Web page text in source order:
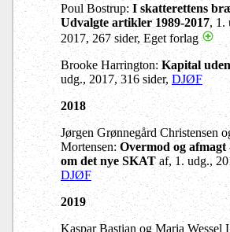
Poul Bostrup:I skatterettens
Udvalgte artikler 1989-2017, 1.
2017, 267 sider, Eget forlag
Brooke Harrington:Kapital
udg., 2017, 316 sider,DJØF
2018
Jørgen Grønnegård Christensen
Mortensen:Overmod og afmagt
om det nye SKATaf, 1. udg.,
DJØF
2019
Kaspar Bastian og Maria Wessel